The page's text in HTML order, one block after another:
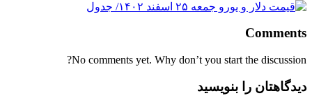
Comments
No comments yet. Why don’t you start the discussion?
دیدگاهتان را بنویسید